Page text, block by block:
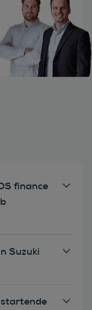
finance
Suzuki
startende